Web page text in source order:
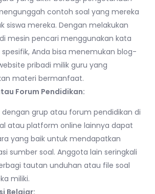
contoh soal yang mereka
siswa mereka. Dengan melakukan
mesin pencari menggunakan kata
Anda bisa menemukan blog-
pribadi milik guru yang
materi bermanfaat.
Forum Pendidikan:
dengan grup atau forum pendidikan di
atau platform online lainnya dapat
yang baik untuk mendapatkan
sumber soal. Anggota lain seringkali
tautan unduhan atau file soal
miliki.
Belajar: